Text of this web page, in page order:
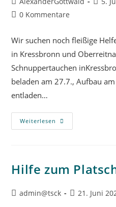
0 Kommentare
Wir suchen noch fleißige
in Kressbronn und
Schnuppertauchen
beladen am 27.7., Aufbau
entladen…
Weiterlesen
Hilfe zum
admin@tsck 21. Juni